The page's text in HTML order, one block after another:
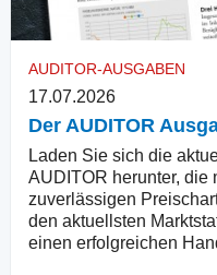
AUDITOR-AUSGABEN
17.07.2026
Der AUDITOR
Laden Sie sich die
AUDITOR herunter, die
zuverlässigen
den aktuellsten
einen erfolgreichen